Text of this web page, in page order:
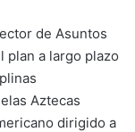
de Asuntos
plan a largo plazo
Aztecas
dirigido a